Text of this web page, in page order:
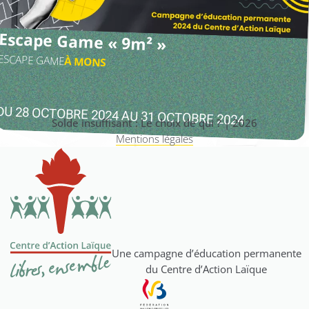
Game « 9m² »
GAMEÀMONS
28 OCTOBRE 2024 AU 31 OCTOBRE 2024
Solde insuffisant : Le choix de qui ? | 2026
Mentions légales
Une campagne d’éducation permanente
du Centre d’Action Laïque